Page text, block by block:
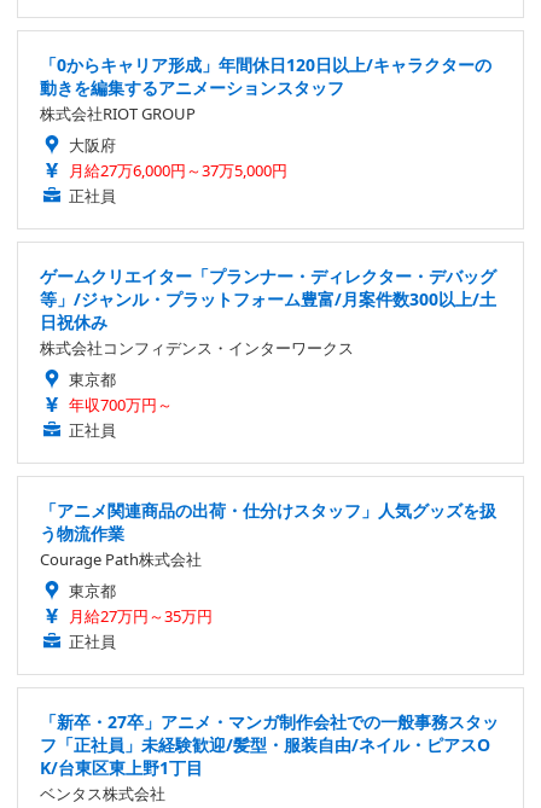
「0からキャリア形成」年間休日120日以上/キャラクターの
動きを編集するアニメーションスタッフ
株式会社RIOT GROUP
大阪府
月給27万6,000円～37万5,000円
正社員
ゲームクリエイター「プランナー・ディレクター・デバッグ
等」/ジャンル・プラットフォーム豊富/月案件数300以上/土
日祝休み
株式会社コンフィデンス・インターワークス
東京都
年収700万円～
正社員
「アニメ関連商品の出荷・仕分けスタッフ」人気グッズを扱
う物流作業
Courage Path株式会社
東京都
月給27万円～35万円
正社員
「新卒・27卒」アニメ・マンガ制作会社での一般事務スタッ
フ「正社員」未経験歓迎/髪型・服装自由/ネイル・ピアスO
K/台東区東上野1丁目
ベンタス株式会社